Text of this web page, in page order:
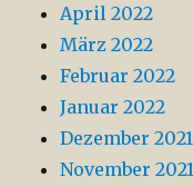
April 2022
März 2022
Februar 2022
Januar 2022
Dezember 2021
November 2021